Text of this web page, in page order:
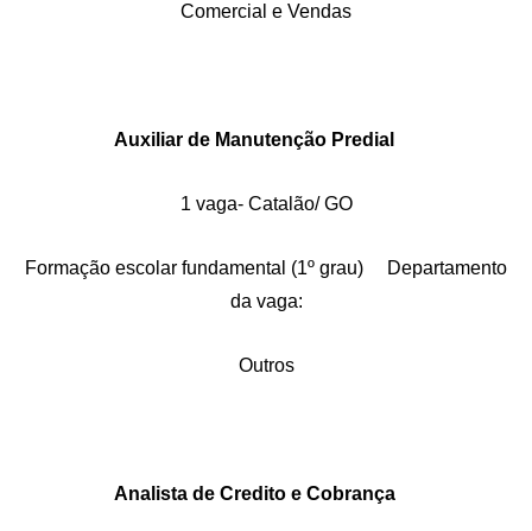
Comercial e Vendas
Auxiliar de Manutenção Predial
1 vaga- Catalão/ GO
Formação escolar fundamental (1º grau) Departamento
da vaga:
Outros
Analista de Credito e Cobrança